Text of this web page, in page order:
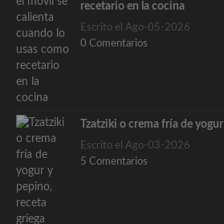
recetario en la cocina
Escrito el Ago-05-2026
0 Comentarios
Tzatziki o crema fría de
Escrito el Ago-03-2026
5 Comentarios